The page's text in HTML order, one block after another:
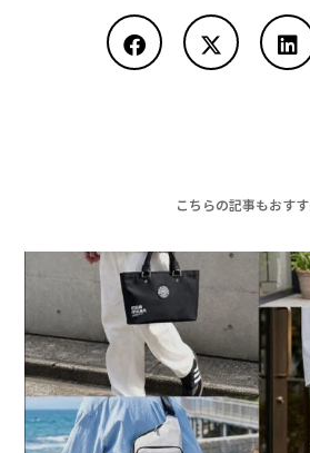
こちらの記事もおす